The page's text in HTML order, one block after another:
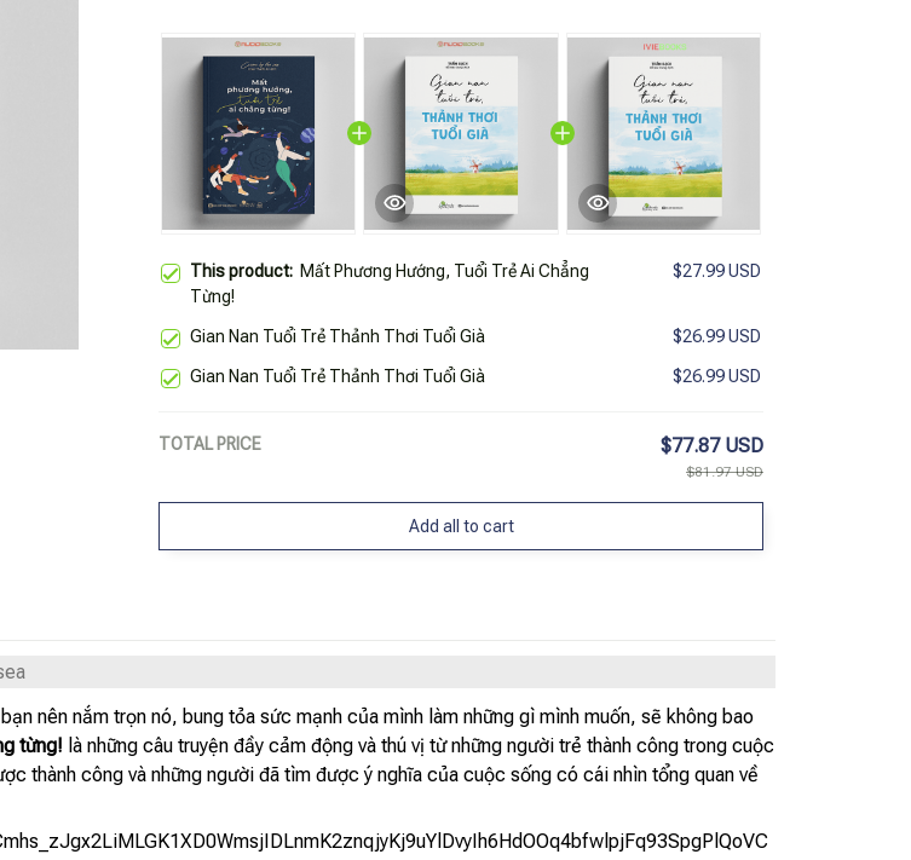
This product: Mất Phương Hướng, Tuổi Trẻ Ai Chẳng
Từng!
$27.99 USD
Gian Nan Tuổi Trẻ Thảnh Thơi Tuổi Già $26.99 USD
Gian Nan Tuổi Trẻ Thảnh Thơi Tuổi Già $26.99 USD
TOTAL PRICE $77.87 USD
$81.97 USD
Add all to cart
nên nắm trọn nó, bung tỏa sức mạnh của mình làm những gì mình muốn, sẽ không bao
từng! là những câu truyện đầy cảm động và thú vị từ những người trẻ thành công trong cuộc
thành công và những người đã tìm được ý nghĩa của cuộc sống có cái nhìn tổng quan về